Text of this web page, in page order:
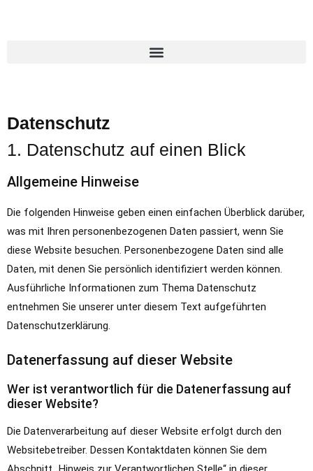
Datenschutz
1. Datenschutz auf einen Blick
Allgemeine Hinweise
Die folgenden Hinweise geben einen einfachen Überblick darüber,
was mit Ihren personenbezogenen Daten passiert, wenn Sie
diese Website besuchen. Personenbezogene Daten sind alle
Daten, mit denen Sie persönlich identifiziert werden können.
Ausführliche Informationen zum Thema Datenschutz
entnehmen Sie unserer unter diesem Text aufgeführten
Datenschutzerklärung.
Datenerfassung auf dieser Website
Wer ist verantwortlich für die Datenerfassung auf
dieser Website?
Die Datenverarbeitung auf dieser Website erfolgt durch den
Websitebetreiber. Dessen Kontaktdaten können Sie dem